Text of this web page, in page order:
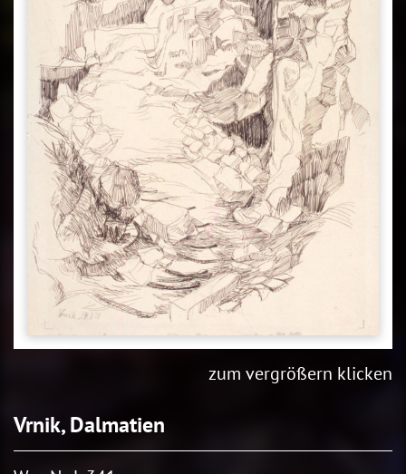
zum vergrößern klicken
Vrnik, Dalmatien